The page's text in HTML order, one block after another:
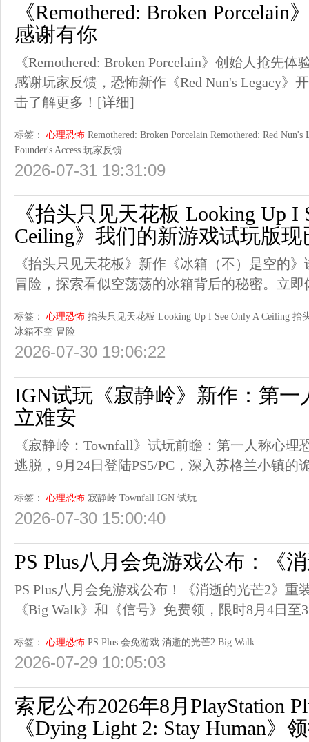
《Remothered: Broken
感谢有你
《Remothered: Broken Porcelain》创始人抢先
感谢玩家反馈，恐怖新作《Red Nun's Legacy》
击了解更多！ [详细]
标签： 心理恐怖 Remothered: Broken Porcelain Remothered: Red Nun's
Founder's Access 玩家反馈
2026-07-31 19:31:09
《抬头只见天花板 Looking Up I
Ceiling》我们的新游戏试玩版现
《抬头只见天花板》新作《冰箱（不）是空的
冒险，探索看似空荡荡的冰箱背后的秘密。立
标签： 心理恐怖 抬头只见天花板 Looking Up I See Only A Ceiling 抬
冰箱不空 冒险
2026-07-30 19:06:22
IGN试玩《寂静岭》新作：第一
立难安
《寂静岭：Townfall》试玩前瞻：第一人称心理
逃脱，9月24日登陆PS5/PC，深入苏格兰小镇的
标签： 心理恐怖 寂静岭 Townfall IGN 试玩
2026-07-30 15:00:40
PS Plus八月会免游戏公布：《
PS Plus八月会免游戏公布！《消逝的光芒2》重
《Big Walk》和《信号》免费领，限时8月4日至
标签： 心理恐怖 PS Plus 会免游戏 消逝的光芒2 Big Walk
2026-07-29 10:05:03
索尼公布2026年8月PlayStation
《Dying Light 2: Stay Human》